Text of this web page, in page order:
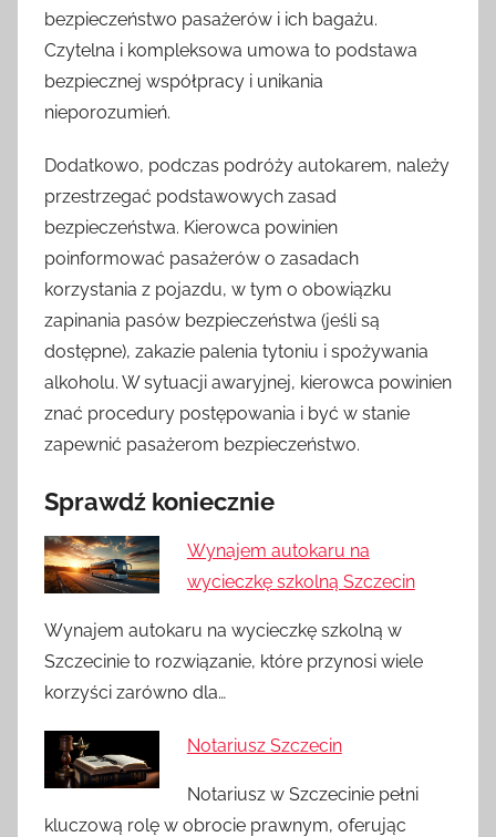
bezpieczeństwo pasażerów i ich bagażu.
Czytelna i kompleksowa umowa to podstawa
bezpiecznej współpracy i unikania
nieporozumień.
Dodatkowo, podczas podróży autokarem, należy
przestrzegać podstawowych zasad
bezpieczeństwa. Kierowca powinien
poinformować pasażerów o zasadach
korzystania z pojazdu, w tym o obowiązku
zapinania pasów bezpieczeństwa (jeśli są
dostępne), zakazie palenia tytoniu i spożywania
alkoholu. W sytuacji awaryjnej, kierowca powinien
znać procedury postępowania i być w stanie
zapewnić pasażerom bezpieczeństwo.
Sprawdź koniecznie
Wynajem autokaru na
wycieczkę szkolną Szczecin
Wynajem autokaru na wycieczkę szkolną w
Szczecinie to rozwiązanie, które przynosi wiele
korzyści zarówno dla…
Notariusz Szczecin
Notariusz w Szczecinie pełni
kluczową rolę w obrocie prawnym, oferując